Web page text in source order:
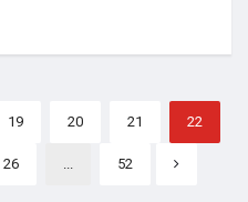
19 20 21 22
26 52